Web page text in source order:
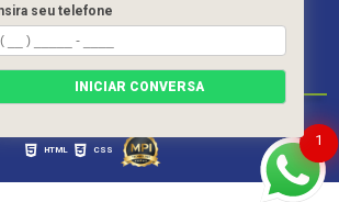
Categorias
Mapa do site
© Ferroleto. (Lei 9610 de 19/02/1998)
HTML CSS
1
seu telefone
INICIAR CONVERSA